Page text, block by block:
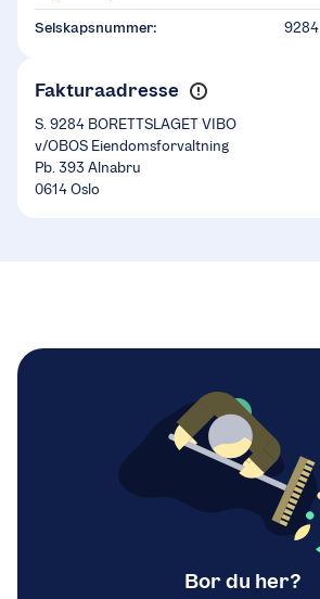
Selskapsnummer: 9284
Fakturaadresse
S. 9284 BORETTSLAGET VIBO
v/OBOS Eiendomsforvaltning
Pb. 393 Alnabru
0614 Oslo
Bor du her?